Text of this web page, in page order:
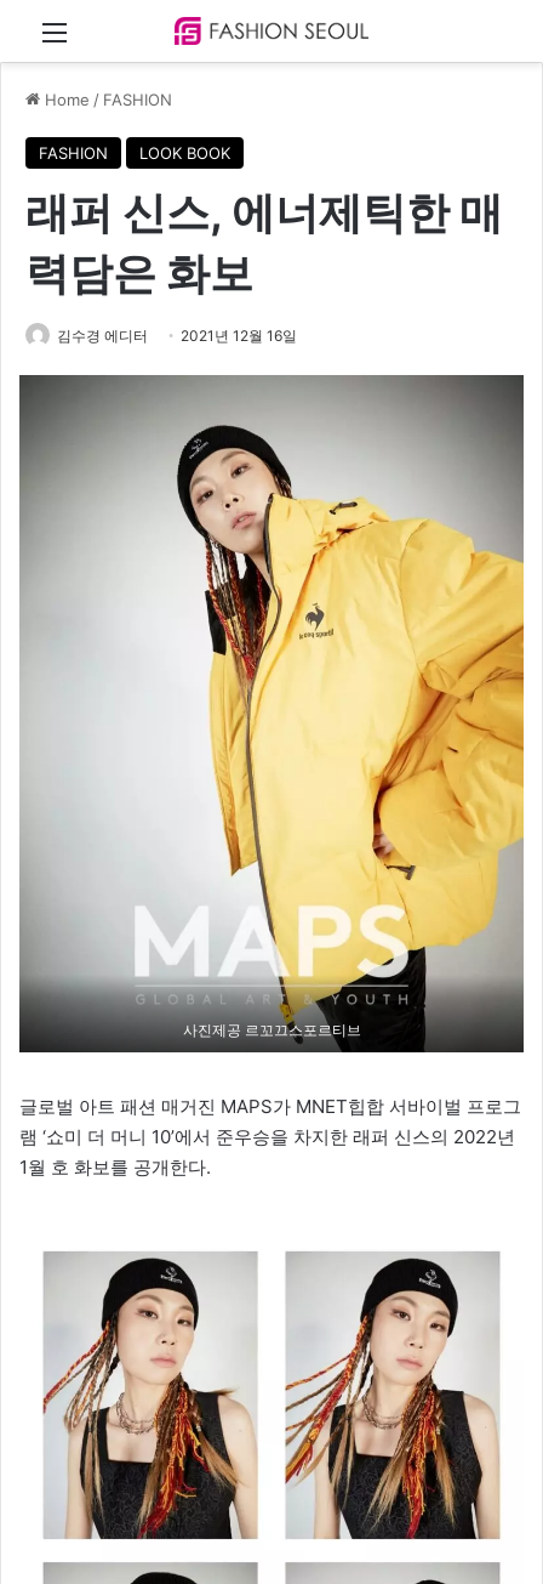
Menu
Home / FASHION
FASHION LOOK BOOK
래퍼 신스, 에너제틱한 매
력담은 화보
김수경 에디터 2021년 12월 16일
사진제공 르꼬끄스포르티브
글로벌 아트 패션 매거진 MAPS가 MNET힙합 서바이벌 프로그
램 ‘쇼미 더 머니 10’에서 준우승을 차지한 래퍼 신스의 2022년
1월 호 화보를 공개한다.